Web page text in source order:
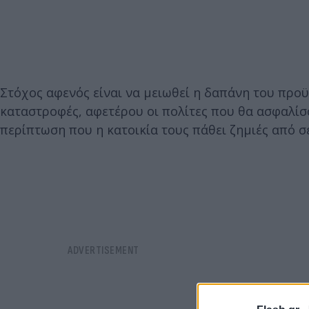
Στόχος αφενός είναι να μειωθεί η δαπάνη του
καταστροφές, αφετέρου οι πολίτες που θα
περίπτωση που η κατοικία τους πάθει ζημιές από